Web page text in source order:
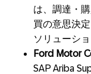
は、調達・
買の意思決
ソリューシ
Ford Motor
SAP Ariba